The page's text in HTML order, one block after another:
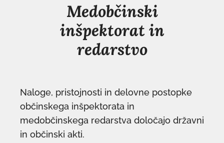
Medobčinski
inšpektorat in
redarstvo
Naloge, pristojnosti in delovne postopke
občinskega inšpektorata in
medobčinskega redarstva določajo državni
in občinski akti.